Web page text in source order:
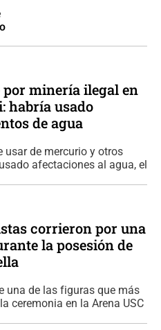
minería ilegal en
habría usado
de agua
usar de mercurio y otros
afectaciones al agua, el
corrieron por una
la posesión de
una de las figuras que más
ceremonia en la Arena USC